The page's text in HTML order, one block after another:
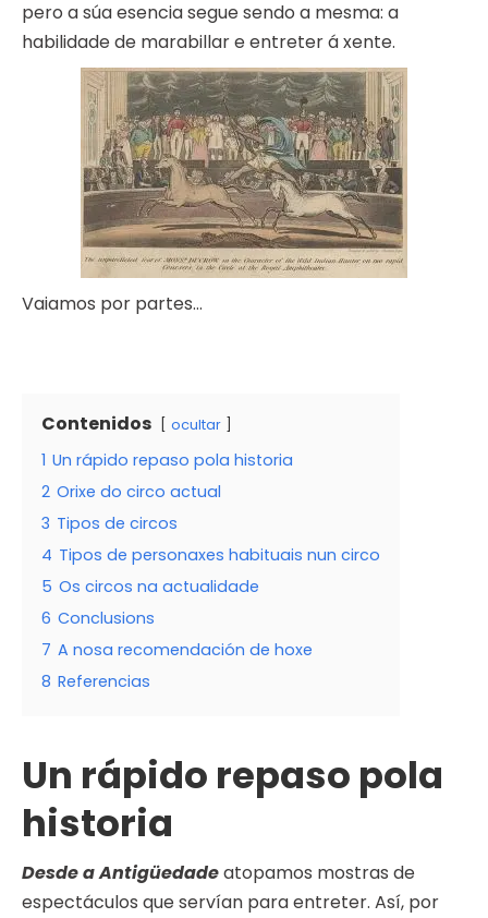
pero a súa esencia segue sendo a mesma: a
habilidade de marabillar e entreter á xente.
Vaiamos por partes…
Contenidos ocultar
1 Un rápido repaso pola historia
2 Orixe do circo actual
3 Tipos de circos
4 Tipos de personaxes habituais nun circo
5 Os circos na actualidade
6 Conclusions
7 A nosa recomendación de hoxe
8 Referencias
Un rápido repaso pola
historia
Desde a Antigüedadeatopamos mostras de
espectáculos que servían para entreter. Así, por